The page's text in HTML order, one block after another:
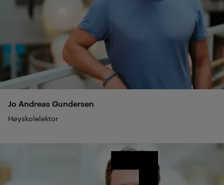
Jo AndreasGundersen
Høyskolelektor